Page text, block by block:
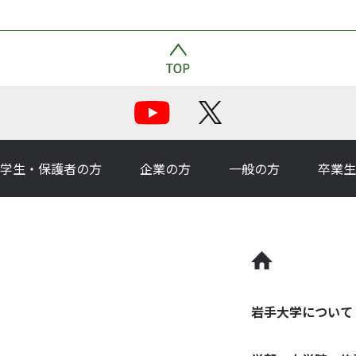
生・保護者の方 企業の方 一般の方 卒業
岩手大学について